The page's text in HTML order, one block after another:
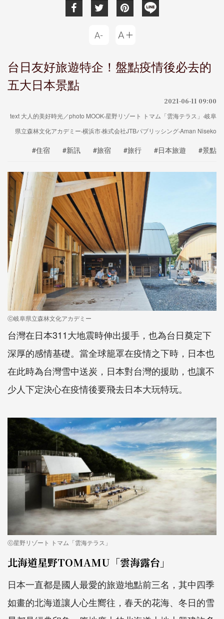
台日友好旅遊特企！盤點疫情後必去的
五大日本景點
2021-06-11 09:00
text 大人的美好時光／photo MOOK‧星野リゾート トマム「雲海テラス」‧岐阜
県立森林文化アカデミー‧横浜市‧株式会社JTBパブリッシング‧Aman Niseko
#住宿 #新訊 #旅宿 #旅行 #日本旅遊 #景點
ⓒ岐阜県立森林文化アカデミー
台灣在日本311大地震時伸出援手，也為台日奠定下
深厚的感情基礎。當全球籠罩在疫情之下時，日本也
在此時為台灣雪中送炭，日本對台灣的援助，也讓不
少人下定決心在疫情後要飛去日本大玩特玩。
ⓒ星野リゾート トマム「雲海テラス」
北海道星野TOMAMU「雲海露台」
日本一直都是國人最愛的旅遊地點前三名，其中四季
如畫的北海道讓人心生嚮往，春天的花海、冬日的雪